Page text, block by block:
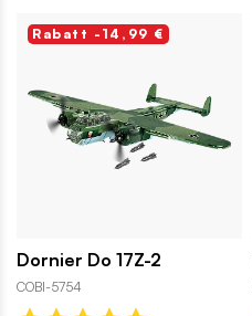
Rabatt -14,99 €
Dornier Do 17Z-2
COBI-5754